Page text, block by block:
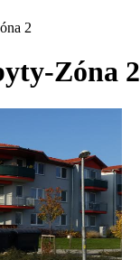
2
Zóna 2